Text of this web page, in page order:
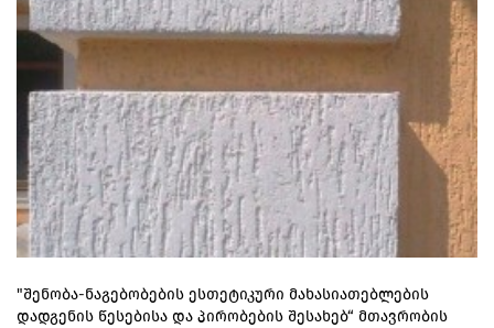
"შენობა-ნაგებობების ესთეტიკური მახასიათებლების
დადგენის წესებისა და პირობების შესახებ“ მთავრობის